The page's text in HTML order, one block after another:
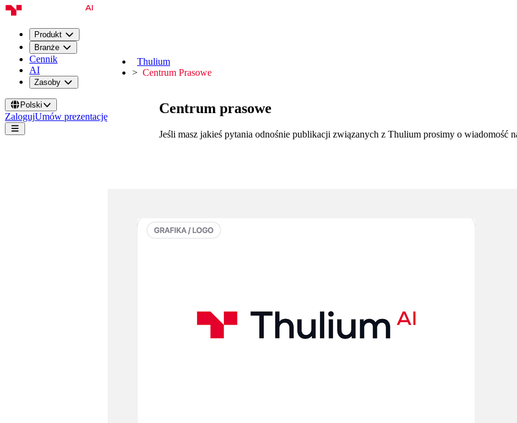
Produkt
Branże
Cennik
AI
Zasoby
Polski
ZalogujUmów prezentację
Thulium
Centrum Prasowe
Centrum prasowe
Jeśli masz jakieś pytania odnośnie publikacji związanych z Thulium prosimy o wiadomość